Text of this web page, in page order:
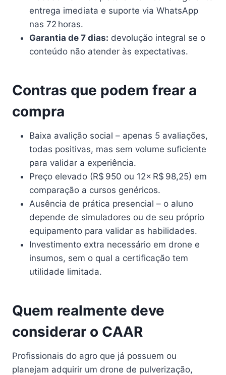
entrega imediata e suporte via WhatsApp
nas 72 horas.
Garantia de 7 dias: devolução integral se o
conteúdo não atender às expectativas.
Contras que podem frear a
compra
Baixa avalição social – apenas 5 avaliações,
todas positivas, mas sem volume suficiente
para validar a experiência.
Preço elevado (R$ 950 ou 12× R$ 98,25) em
comparação a cursos genéricos.
Ausência de prática presencial – o aluno
depende de simuladores ou de seu próprio
equipamento para validar as habilidades.
Investimento extra necessário em drone e
insumos, sem o qual a certificação tem
utilidade limitada.
Quem realmente deve
considerar o CAAR
Profissionais do agro que já possuem ou
planejam adquirir um drone de pulverização,